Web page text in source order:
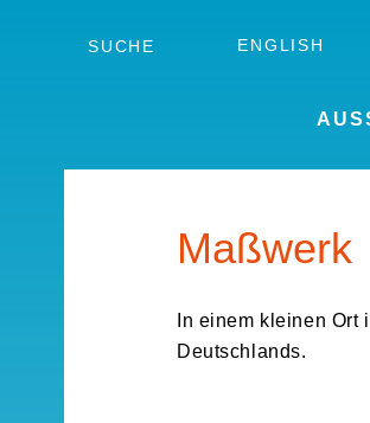
SUCHE ENGLISH
Maßwerk
In einem kleinen
Deutschlands.